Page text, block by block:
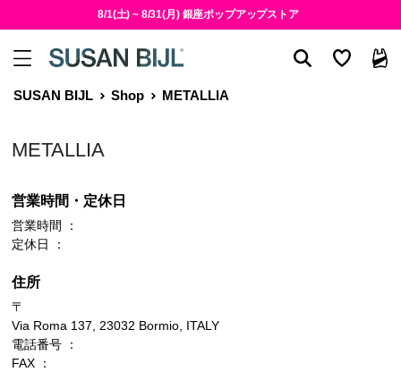
8/1(土) ~ 8/31(月) 銀座ポップアップストア
SUSAN BIJL Shop METALLIA
METALLIA
営業時間・定休日
営業時間 ：
定休日 ：
住所
〒
Via Roma 137, 23032 Bormio, ITALY
電話番号 ：
FAX ：